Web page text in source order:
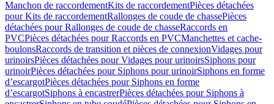
Manchon de raccordementKits de raccordementPièces détachées
pour Kits de raccordementRallonges de coude de chassePièces
détachées pour Rallonges de coude de chasseRaccords en
PVCPièces détachées pour Raccords en PVCManchettes et cache-
boulonsRaccords de transition et pièces de connexionVidages pour
urinoirsPièces détachées pour Vidages pour urinoirsSiphons pour
urinoirPièces détachées pour Siphons pour urinoirSiphons en forme
d’escargotPièces détachées pour Siphons en forme
d’escargotSiphons à encastrerPièces détachées pour Siphons à